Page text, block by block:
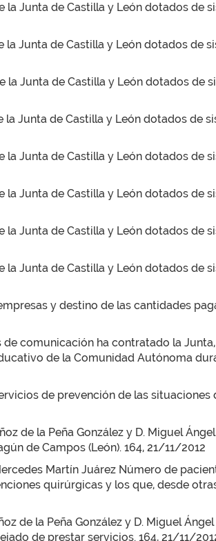
Junta de Castilla y León dotados de
Junta de Castilla y León dotados de
Junta de Castilla y León dotados de
Junta de Castilla y León dotados de
Junta de Castilla y León dotados de
Junta de Castilla y León dotados de
Junta de Castilla y León dotados de
Junta de Castilla y León dotados de
y destino de las cantidades
de comunicación ha contratado la
de la Comunidad Autónoma
de prevención de las
de la Peña González y D. Miguel
de Campos (León). 164, 21/11/2012
Martín Juárez Número de
quirúrgicas y los que, desde
de la Peña González y D. Miguel
de prestar servicios. 164, 21/11/